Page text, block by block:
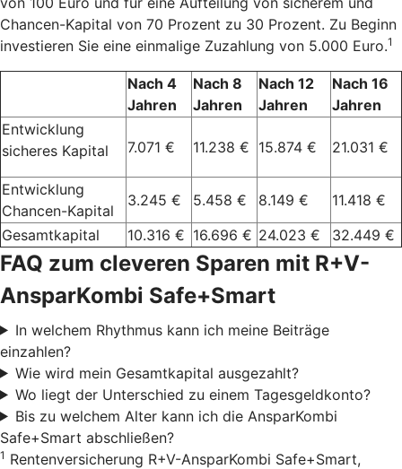
Chancen-Kapital von 70 Prozent zu 30 Prozent. Zu Beginn
investieren Sie eine einmalige Zuzahlung von 5.000 Euro.1
Nach 4
Jahren
Nach 8
Jahren
Nach 12
Jahren
Nach 16
Jahren
Entwicklung
sicheres Kapital
7.071 € 11.238 € 15.874 € 21.031 €
Entwicklung
Chancen-Kapital
3.245 € 5.458 € 8.149 €
11.418 €
Gesamtkapital
10.316 € 16.696 € 24.023 € 32.449 €
FAQ zum cleveren Sparen mit R+V-
AnsparKombi Safe+Smart
In welchem Rhythmus kann ich meine Beiträge
einzahlen?
Wie wird mein Gesamtkapital ausgezahlt?
Wo liegt der Unterschied zu einem Tagesgeldkonto?
Bis zu welchem Alter kann ich die AnsparKombi
Safe+Smart abschließen?
1 Rentenversicherung R+V-AnsparKombi Safe+Smart,